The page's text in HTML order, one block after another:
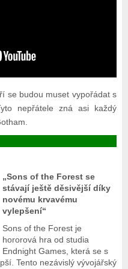
se budou muset vypořádat s
nepřátele zná asi každý
„Sons of the Forest se
stávají ještě děsivější díky
novému krvavému
vylepšení“
Sons of the Forest je
hororová hra od studia
Endnight Games, která se s
Tento nezávislý vývojářský